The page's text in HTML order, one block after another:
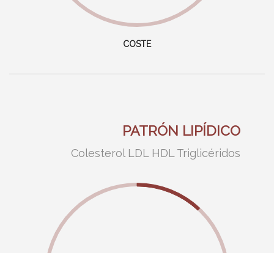
COSTE
PATRÓN LIPÍDICO
Colesterol LDL HDL Triglicéridos